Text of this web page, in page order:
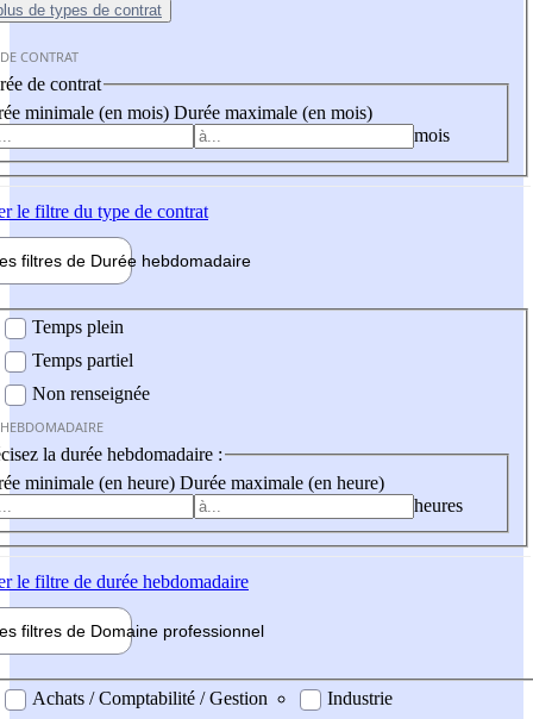
de types de contrat
CONTRAT
de contrat
minimale (en mois) Durée maximale (en mois)
mois
le filtre du type de contrat
filtres de Durée hebdomadaire
Temps plein
Temps partiel
Non renseignée
la durée hebdomadaire :
minimale (en heure) Durée maximale (en heure)
heures
le filtre de durée hebdomadaire
filtres de Domaine professionnel
professionel
Achats / Comptabilité / Gestion
Industrie